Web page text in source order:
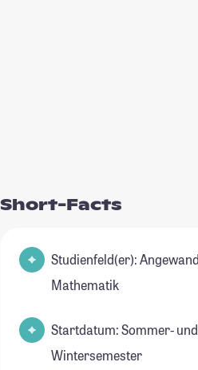
Short-Facts
Studienfeld(er): Angewandte
Mathematik
Startdatum: Sommer- und
Wintersemester